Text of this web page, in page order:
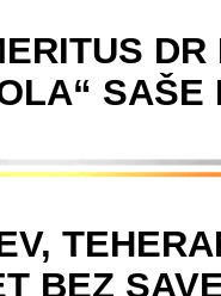
SAŠE
BEZ